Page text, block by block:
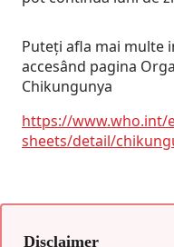
Puteți afla mai multe
accesând pagina
Chikungunya
https://www.who.int/
sheets/detail/
Disclaimer